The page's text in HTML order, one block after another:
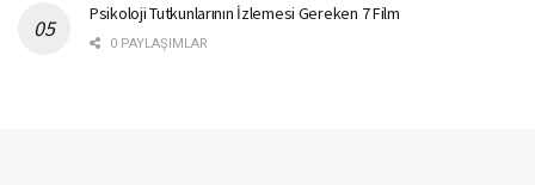
Psikoloji Tutkunlarının İzlemesi Gereken 7 Film
0 PAYLAŞIMLAR